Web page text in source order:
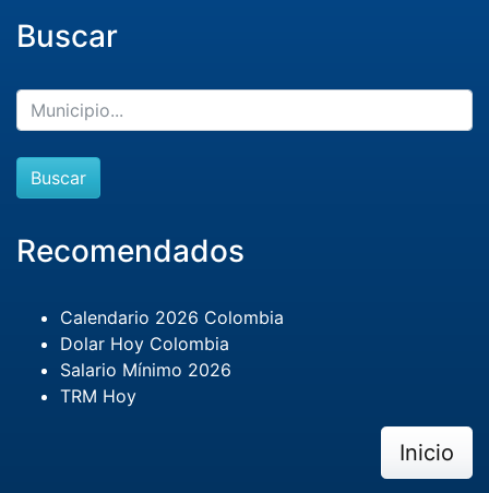
Buscar
Buscar
Recomendados
Calendario 2026 Colombia
Dolar Hoy Colombia
Salario Mínimo 2026
TRM Hoy
Inicio